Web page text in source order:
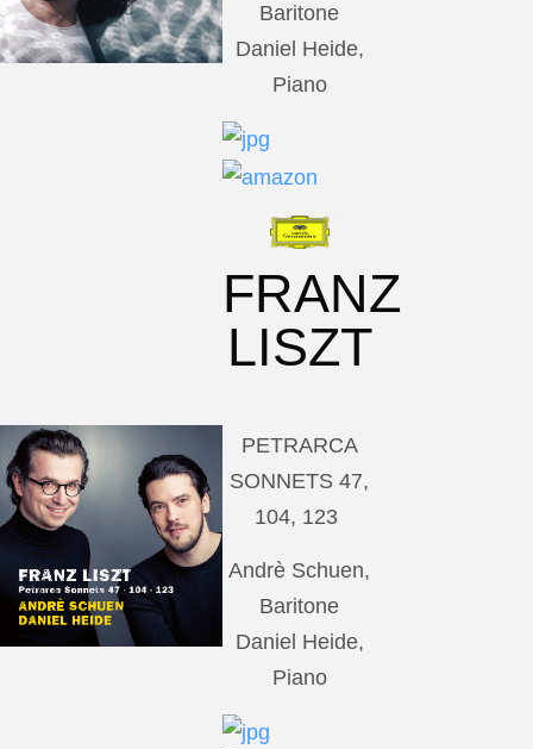
Baritone
Daniel Heide,
Piano
FRANZ
LISZT
PETRARCA
SONNETS 47,
104, 123
Andrè Schuen,
Baritone
Daniel Heide,
Piano